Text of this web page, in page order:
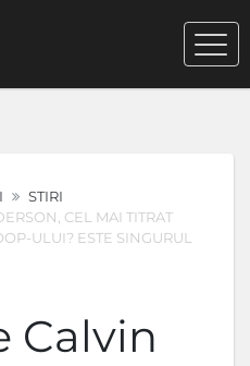
STIRI
CEL MAI TITRAT
ULUI? ESTE SINGURUL
Calvin